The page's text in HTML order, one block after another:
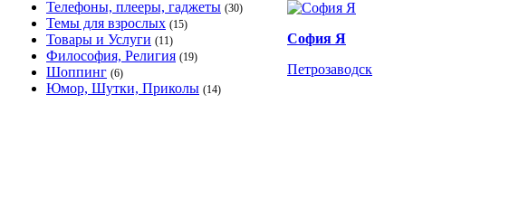
Телефоны, плееры, гаджеты (30)
Темы для взрослых (15)
Товары и Услуги (11)
Философия, Религия (19)
Шоппинг (6)
Юмор, Шутки, Приколы (14)
София Я
Петрозаводск